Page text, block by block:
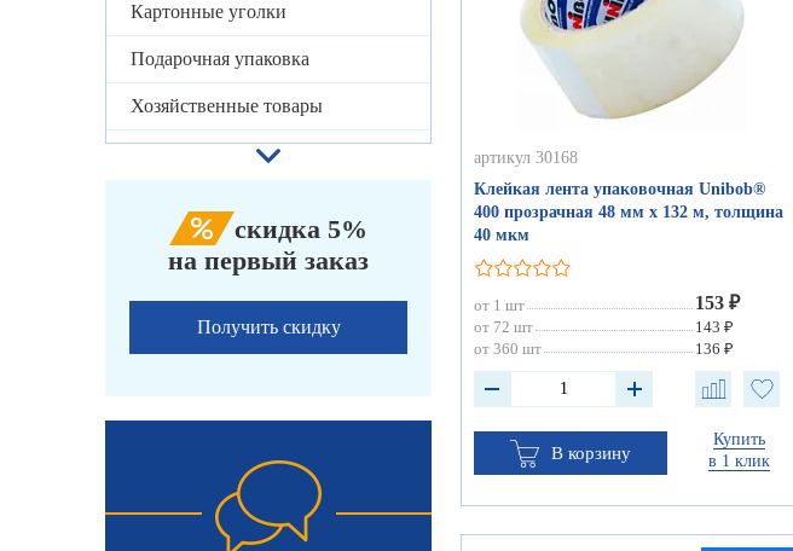
Картонные уголки
Подарочная упаковка
Хозяйственные товары
скидка 5%
на первый заказ
Получить скидку
артикул 30168
Клейкая лента упаковочная Unibob®
400 прозрачная 48 мм х 132 м, толщина
40 мкм
от 1 шт 153 ₽
от 72 шт
143 ₽
от 360 шт
136 ₽
В корзину
Купить
в 1 клик